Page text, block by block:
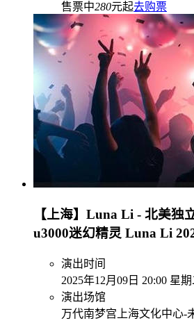
售票中280元起去购票
【上海】Luna Li - 北美独
u3000迷幻精灵 Luna Li
演出时间
2025年12月09日 20:00 星期
演出场馆
万代南梦宫上海文化中心-